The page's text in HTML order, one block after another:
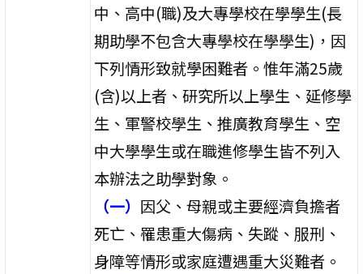
中、高中(職)及大專學校在學學生(長
期助學不包含大專學校在學學生)，因
下列情形致就學困難者。惟年滿25歲
(含)以上者、研究所以上學生、延修學
生、軍警校學生、推廣教育學生、空
中大學學生或在職進修學生皆不列入
本辦法之助學對象。
（一） 因父、母親或主要經濟負擔者
死亡、罹患重大傷病、失蹤、服刑、
身障等情形或家庭遭遇重大災難者。